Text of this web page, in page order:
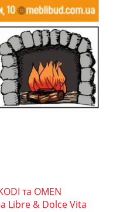
та OMEN
Libre & Dolce Vita